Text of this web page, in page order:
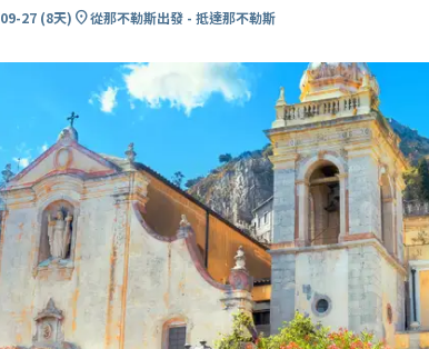
27 (8天) location_on從那不勒斯出發 - 抵達那不勒斯